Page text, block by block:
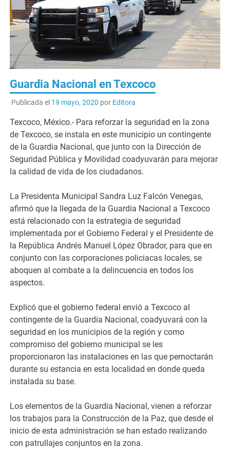
Guardia Nacional en Texcoco
Publicada el 19 mayo, 2020 por Editora
Texcoco, México.- Para reforzar la seguridad en la zona
de Texcoco, se instala en este municipio un contingente
de la Guardia Nacional, que junto con la Dirección de
Seguridad Pública y Movilidad coadyuvarán para mejorar
la calidad de vida de los ciudadanos.
La Presidenta Municipal Sandra Luz Falcón Venegas,
afirmó que la llegada de la Guardia Nacional a Texcoco
está relacionado con la estrategia de seguridad
implementada por el Gobierno Federal y el Presidente de
la República Andrés Manuel López Obrador, para que en
conjunto con las corporaciones policiacas locales, se
aboquen al combate a la delincuencia en todos los
aspectos.
Explicó que el gobierno federal envió a Texcoco al
contingente de la Guardia Nacional, coadyuvará con la
seguridad en los municipios de la región y como
compromiso del gobierno municipal se les
proporcionaron las instalaciones en las que pernoctarán
durante su estancia en esta localidad en donde queda
instalada su base.
Los elementos de la Guardia Nacional, vienen a reforzar
los trabajos para la Construcción de la Paz, que desde el
inicio de esta administración se han estado realizando
con patrullajes conjuntos en la zona.